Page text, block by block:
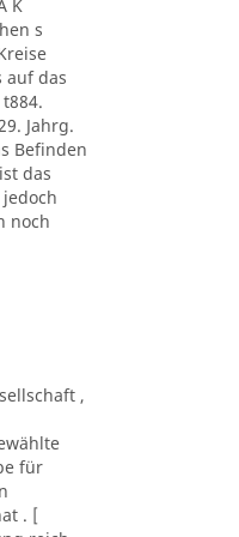
K
s
auf das
Jahrg.
Befinden
das
noch
,
für
. [